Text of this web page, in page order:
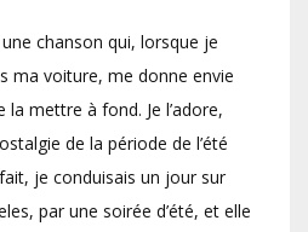
chanson qui, lorsque je
ma voiture, me donne envie
mettre à fond. Je l’adore,
de la période de l’été
je conduisais un jour sur
par une soirée d’été, et elle